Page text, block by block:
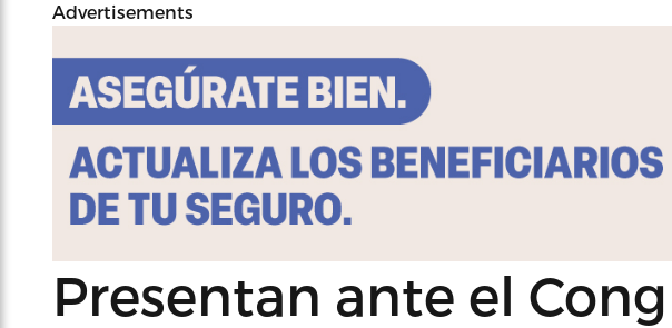
Advertisements
Presentan ante el